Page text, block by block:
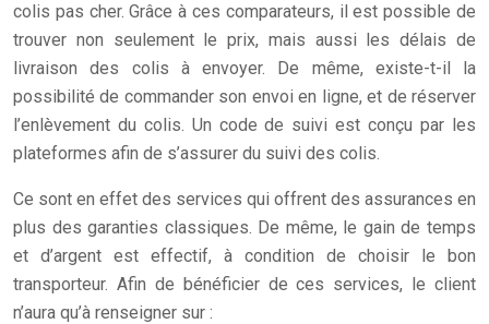
colis pas cher. Grâce à ces comparateurs, il est possible de
trouver non seulement le prix, mais aussi les délais de
livraison des colis à envoyer. De même, existe-t-il la
possibilité de commander son envoi en ligne, et de réserver
l’enlèvement du colis. Un code de suivi est conçu par les
plateformes afin de s’assurer du suivi des colis.
Ce sont en effet des services qui offrent des assurances en
plus des garanties classiques. De même, le gain de temps
et d’argent est effectif, à condition de choisir le bon
transporteur. Afin de bénéficier de ces services, le client
n’aura qu’à renseigner sur :